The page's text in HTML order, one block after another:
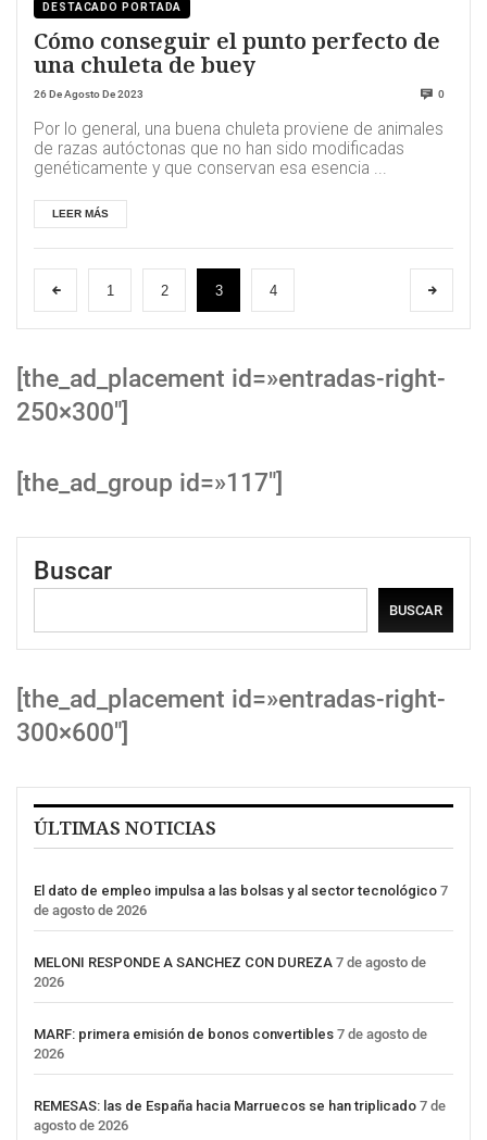
DESTACADO PORTADA
Cómo conseguir el punto perfecto de
una chuleta de buey
26 De Agosto De 2023 0
Por lo general, una buena chuleta proviene de animales
de razas autóctonas que no han sido modificadas
genéticamente y que conservan esa esencia ...
LEER MÁS
1 2 3 4
[the_ad_placement id=»entradas-right-
250×300″]
[the_ad_group id=»117″]
Buscar
BUSCAR
[the_ad_placement id=»entradas-right-
300×600″]
ÚLTIMAS NOTICIAS
El dato de empleo impulsa a las bolsas y al sector tecnológico 7
de agosto de 2026
MELONI RESPONDE A SANCHEZ CON DUREZA 7 de agosto de
2026
MARF: primera emisión de bonos convertibles 7 de agosto de
2026
REMESAS: las de España hacia Marruecos se han triplicado 7 de
agosto de 2026